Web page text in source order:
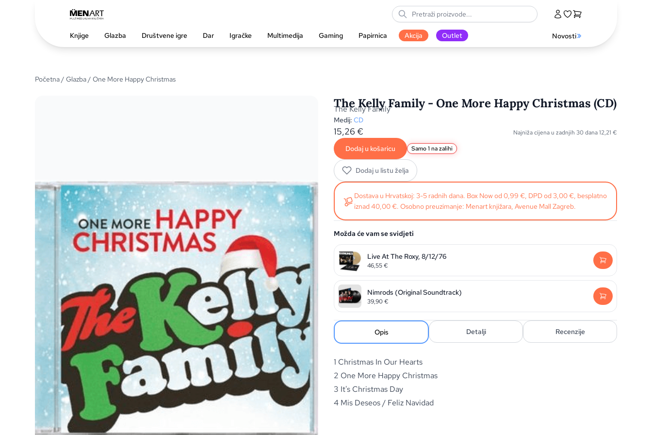
Knjige Glazba Društvene igre Dar Igračke Multimedija Gaming Papirnica Akcija Outlet Novosti
Početna/ Glazba/ One More Happy Christmas
The Kelly Family - One More Happy Christmas (CD)
The Kelly Family
Medij: CD
15,26 € Najniža cijena u zadnjih 30 dana12,21 €
Dodaj u košaricu Samo 1 na zalihi
Dodaj u listu želja
Dostava u Hrvatskoj: 3-5 radnih dana. Box Now od 0,99 €, DPD od 3,00 €, besplatno
iznad 40,00 €. Osobno preuzimanje: Menart knjižara, Avenue Mall Zagreb.
Možda će vam se svidjeti
Live At The Roxy, 8/12/76
46,55€
Nimrods (Original Soundtrack)
39,90€
Opis Detalji Recenzije
1 Christmas In Our Hearts
2 One More Happy Christmas
3 It's Christmas Day
4 Mis Deseos / Feliz Navidad